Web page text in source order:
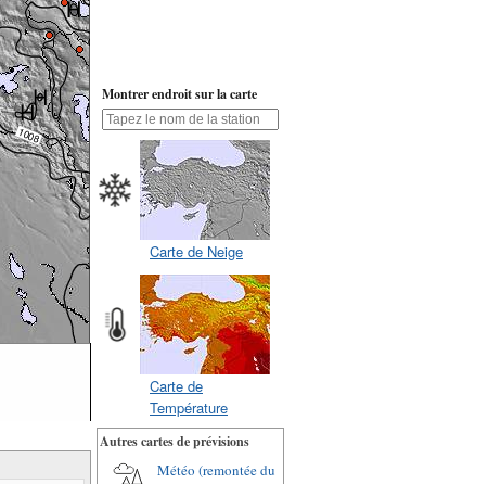
Montrer endroit sur la carte
Carte de Neige
Carte de
Température
Autres cartes de prévisions
Météo (remontée du